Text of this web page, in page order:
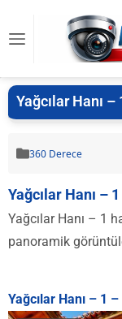
Yağcılar Hanı
360 Derece
Yağcılar Hanı –
Yağcılar Hanı – 1
panoramik
Yağcılar Hanı – 1